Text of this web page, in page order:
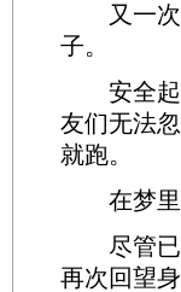
又一次
子。
安全起见
友们无法
就跑。
在梦里
尽管已
再次回望